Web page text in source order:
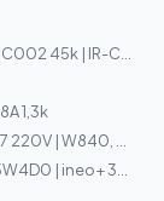
Canon Drum C-EXV 55 Yellow 2189C002 45k | IR-C256i, C35...
1,3k
Lexmark Maintenance Kit 40X0957 220V | W840, W850, Info...
Develop Toner TNP-49C Cyan A95W4D0 | ineo+ 3351, 3851